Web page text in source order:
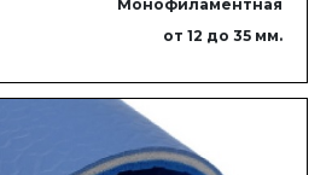
Монофиламентная
от 12 до 35 мм.